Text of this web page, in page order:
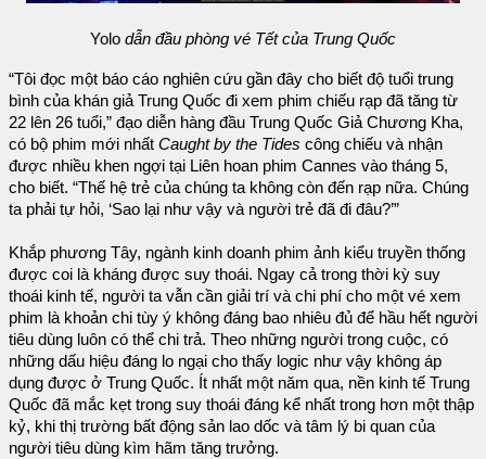
Yolo dẫn đầu phòng vé Tết của Trung Quốc
“Tôi đọc một báo cáo nghiên cứu gần đây cho biết độ tuổi trung
bình của khán giả Trung Quốc đi xem phim chiếu rạp đã tăng từ
22 lên 26 tuổi,” đạo diễn hàng đầu Trung Quốc Giả Chương Kha,
có bộ phim mới nhất Caught by the Tides công chiếu và nhận
được nhiều khen ngợi tại Liên hoan phim Cannes vào tháng 5,
cho biết. “Thế hệ trẻ của chúng ta không còn đến rạp nữa. Chúng
ta phải tự hỏi, ‘Sao lại như vậy và người trẻ đã đi đâu?’”
Khắp phương Tây, ngành kinh doanh phim ảnh kiểu truyền thống
được coi là kháng được suy thoái. Ngay cả trong thời kỳ suy
thoái kinh tế, người ta vẫn cần giải trí và chi phí cho một vé xem
phim là khoản chi tùy ý không đáng bao nhiêu đủ để hầu hết người
tiêu dùng luôn có thể chi trả. Theo những người trong cuộc, có
những dấu hiệu đáng lo ngại cho thấy logic như vậy không áp
dụng được ở Trung Quốc. Ít nhất một năm qua, nền kinh tế Trung
Quốc đã mắc kẹt trong suy thoái đáng kể nhất trong hơn một thập
kỷ, khi thị trường bất động sản lao dốc và tâm lý bi quan của
người tiêu dùng kìm hãm tăng trưởng.